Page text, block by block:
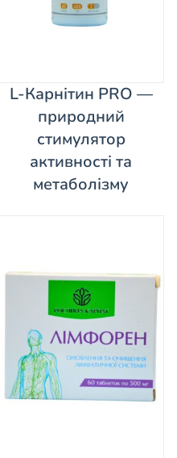
L-Карнітин PRO —
природний
стимулятор
активності та
метаболізму